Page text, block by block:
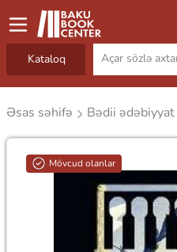
Kataloq
Əsas səhifə Bədii ədəbiyyat
Mövcud olanlar